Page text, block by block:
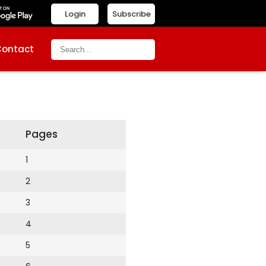
Subscribe
Login
Pages
1
2
3
4
5